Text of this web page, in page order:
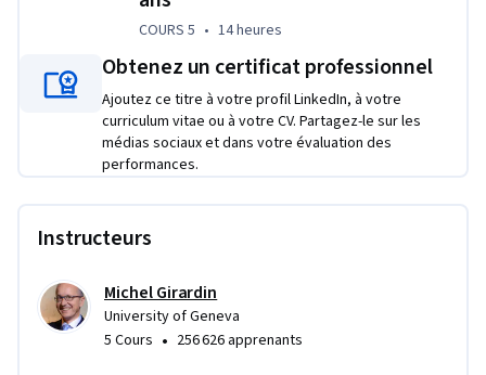
Directeur de cette Specializations et principal contributeur à
l'enseignement : Michel Girardin, Chargé de cours en macro-
finance, Université de Genève
COURS 5 14 heures
COURS 5 • 14 heures
Obtenez un certificat professionnel
Ajoutez ce titre à votre profil LinkedIn, à votre
curriculum vitae ou à votre CV. Partagez-le sur les
médias sociaux et dans votre évaluation des
performances.
Instructeurs
Michel Girardin
University of Geneva
5 Cours • 256 626 apprenants